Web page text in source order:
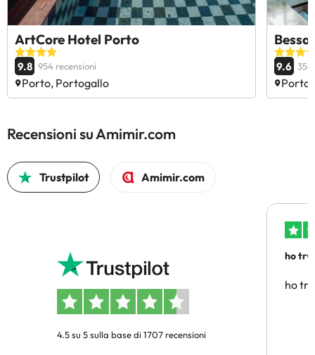
ArtCore Hotel Porto
9.8 954 recensioni
Porto, Portogallo
9.6
Recensioni su Amimir.com
Trustpilot Amimir.com
4.5 su 5 sulla base di 1707 recensioni
ho
ho